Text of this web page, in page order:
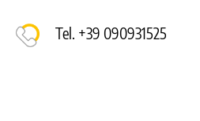
Tel. +39 090931525